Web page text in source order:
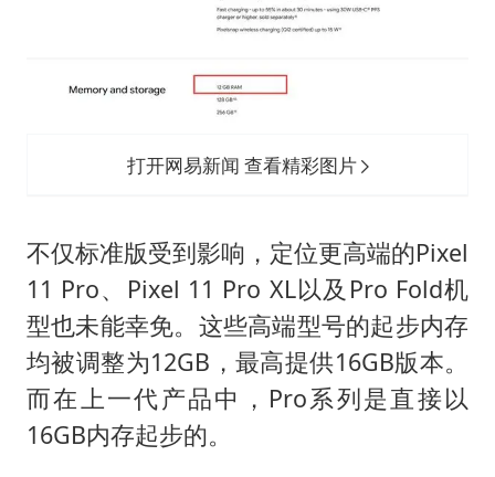
打开网易新闻 查看精彩图片
不仅标准版受到影响，定位更高端的Pixel
11 Pro、Pixel 11 Pro XL以及Pro Fold机
型也未能幸免。这些高端型号的起步内存
均被调整为12GB，最高提供16GB版本。
而在上一代产品中，Pro系列是直接以
16GB内存起步的。